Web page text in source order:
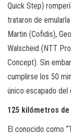
Quick Step)
trataron de
Martin (Cofidis),
Walscheid (NTT
Concept). Sin
cumplirse los 50
único escapado del
125 kilómetros de
El conocido como